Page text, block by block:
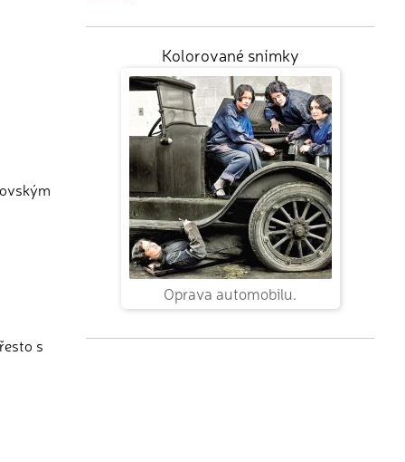
s
Kolorované snímky
Oprava automobilu.